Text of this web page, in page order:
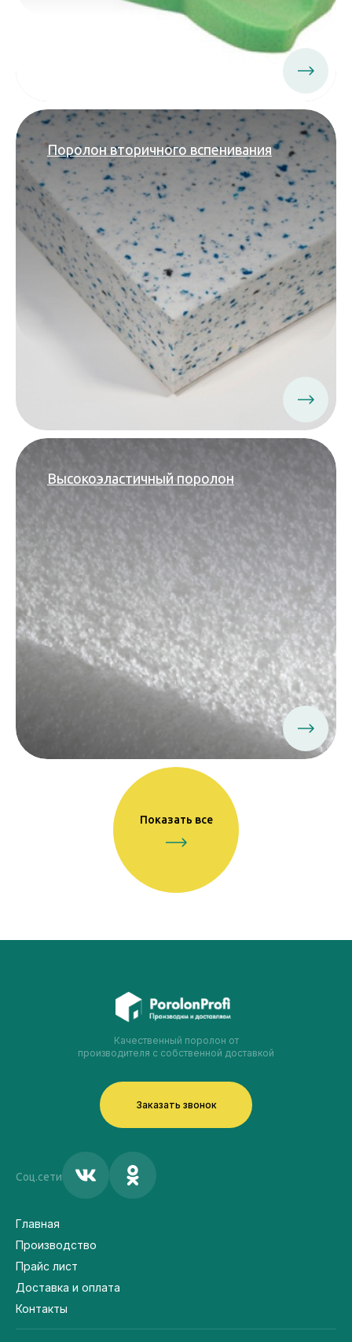
Поролон вторичного вспенивания
Высокоэластичный поролон
Показать все
Качественный поролон от
производителя с собственной доставкой
Заказать звонок
Соц.сети
Главная
Производство
Прайс лист
Доставка и оплата
Контакты